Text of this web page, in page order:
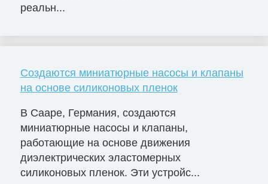
реальн...
Создаются миниатюрные насосы и клапаны
на основе силиконовых пленок
В Сааре, Германия, создаются
миниатюрные насосы и клапаны,
работающие на основе движения
диэлектрических эластомерных
силиконовых пленок. Эти устройс...